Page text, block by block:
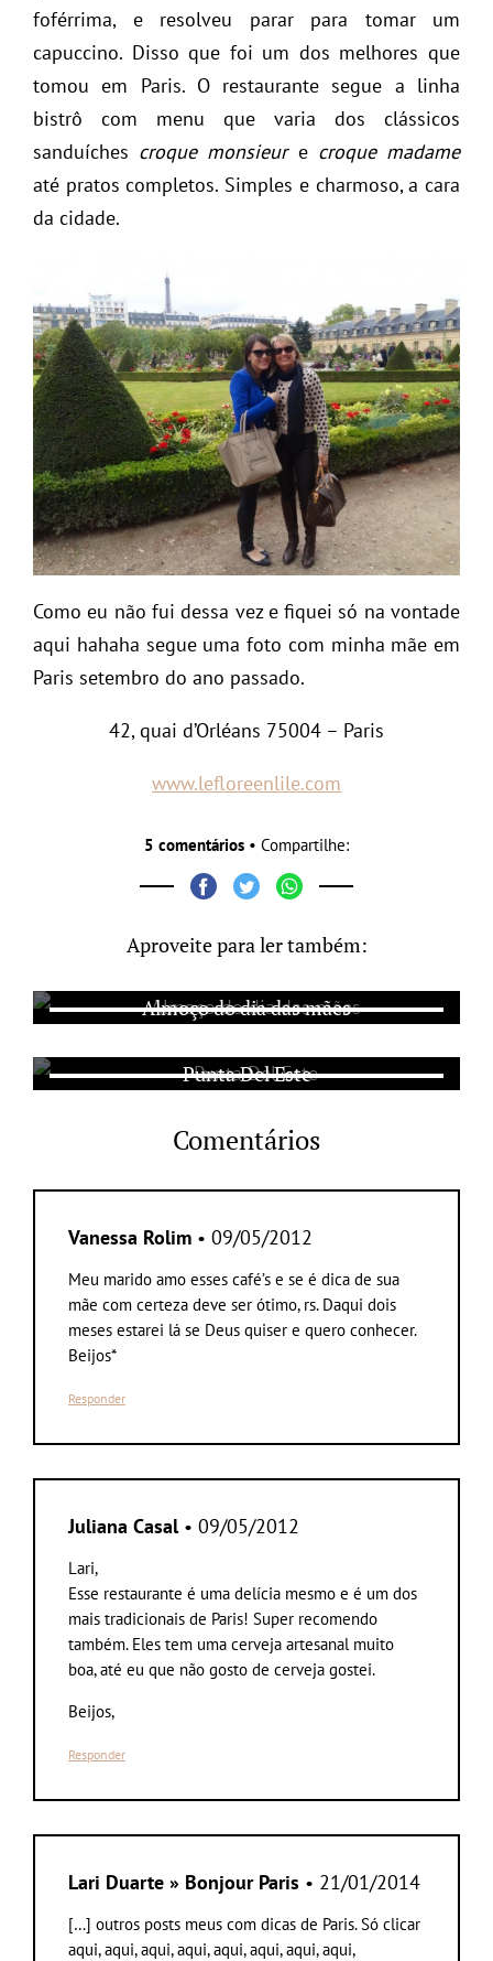
foférrima, e resolveu parar para tomar um
capuccino. Disso que foi um dos melhores que
tomou em Paris. O restaurante segue a linha
bistrô com menu que varia dos clássicos
sanduíches croque monsieure croque madame
até pratos completos. Simples e charmoso, a cara
da cidade.
Como eu não fui dessa vez e fiquei só na vontade
aqui hahaha segue uma foto com minha mãe em
Paris setembro do ano passado.
42, quai d’Orléans 75004 – Paris
www.lefloreenlile.com
5 comentários • Compartilhe:
Aproveite para ler também:
Almoço do dia das mães
Punta Del Este
Comentários
Vanessa Rolim • 09/05/2012
Meu marido amo esses café’s e se é dica de sua
mãe com certeza deve ser ótimo, rs. Daqui dois
meses estarei lá se Deus quiser e quero conhecer.
Beijos*
Responder
Juliana Casal• 09/05/2012
Lari,
Esse restaurante é uma delícia mesmo e é um dos
mais tradicionais de Paris! Super recomendo
também. Eles tem uma cerveja artesanal muito
boa, até eu que não gosto de cerveja gostei.
Beijos,
Responder
Lari Duarte » Bonjour Paris • 21/01/2014
[…] outros posts meus com dicas de Paris. Só clicar
aqui, aqui, aqui, aqui, aqui, aqui, aqui, aqui,